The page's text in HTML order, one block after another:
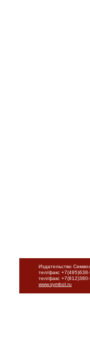
Издательство
тел/факс
тел/факс
www.symbol.ru